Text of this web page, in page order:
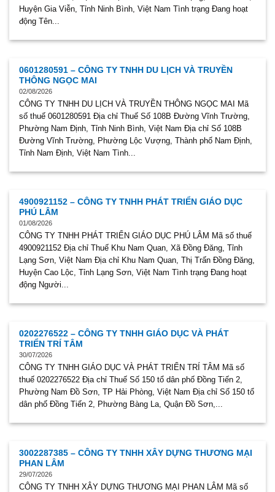
Huyện Gia Viễn, Tỉnh Ninh Bình, Việt Nam Tình trạng Đang hoạt
động Tên...
0601280591 – CÔNG TY TNHH DU LỊCH VÀ TRUYỀN
THÔNG NGỌC MAI
02/08/2026
CÔNG TY TNHH DU LỊCH VÀ TRUYỀN THÔNG NGỌC MAI Mã
số thuế 0601280591 Địa chỉ Thuế Số 108B Đường Vĩnh Trường,
Phường Nam Định, Tỉnh Ninh Bình, Việt Nam Địa chỉ Số 108B
Đường Vĩnh Trường, Phường Lộc Vượng, Thành phố Nam Định,
Tỉnh Nam Định, Việt Nam Tình...
4900921152 – CÔNG TY TNHH PHÁT TRIỂN GIÁO DỤC
PHÚ LÂM
01/08/2026
CÔNG TY TNHH PHÁT TRIỂN GIÁO DỤC PHÚ LÂM Mã số thuế
4900921152 Địa chỉ Thuế Khu Nam Quan, Xã Đồng Đăng, Tỉnh
Lạng Sơn, Việt Nam Địa chỉ Khu Nam Quan, Thị Trấn Đồng Đăng,
Huyện Cao Lộc, Tỉnh Lạng Sơn, Việt Nam Tình trạng Đang hoạt
động Người...
0202276522 – CÔNG TY TNHH GIÁO DỤC VÀ PHÁT
TRIỂN TRÍ TÂM
30/07/2026
CÔNG TY TNHH GIÁO DỤC VÀ PHÁT TRIỂN TRÍ TÂM Mã số
thuế 0202276522 Địa chỉ Thuế Số 150 tổ dân phố Đồng Tiến 2,
Phường Nam Đồ Sơn, TP Hải Phòng, Việt Nam Địa chỉ Số 150 tổ
dân phố Đồng Tiến 2, Phường Bàng La, Quận Đồ Sơn,...
3002287385 – CÔNG TY TNHH XÂY DỰNG THƯƠNG MẠI
PHAN LÂM
29/07/2026
CÔNG TY TNHH XÂY DỰNG THƯƠNG MẠI PHAN LÂM Mã số